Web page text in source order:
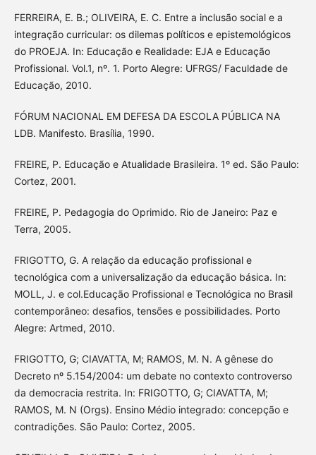
FERREIRA, E. B.; OLIVEIRA, E. C. Entre a inclusão social e a
integração curricular: os dilemas políticos e epistemológicos
do PROEJA. In: Educação e Realidade: EJA e Educação
Profissional. Vol.1, nº. 1. Porto Alegre: UFRGS/ Faculdade de
Educação, 2010.
FÓRUM NACIONAL EM DEFESA DA ESCOLA PÚBLICA NA
LDB. Manifesto. Brasília, 1990.
FREIRE, P. Educação e Atualidade Brasileira. 1º ed. São Paulo:
Cortez, 2001.
FREIRE, P. Pedagogia do Oprimido. Rio de Janeiro: Paz e
Terra, 2005.
FRIGOTTO, G. A relação da educação profissional e
tecnológica com a universalização da educação básica. In:
MOLL, J. e col.Educação Profissional e Tecnológica no Brasil
contemporâneo: desafios, tensões e possibilidades. Porto
Alegre: Artmed, 2010.
FRIGOTTO, G; CIAVATTA, M; RAMOS, M. N. A gênese do
Decreto nº 5.154/2004: um debate no contexto controverso
da democracia restrita. In: FRIGOTTO, G; CIAVATTA, M;
RAMOS, M. N (Orgs). Ensino Médio integrado: concepção e
contradições. São Paulo: Cortez, 2005.